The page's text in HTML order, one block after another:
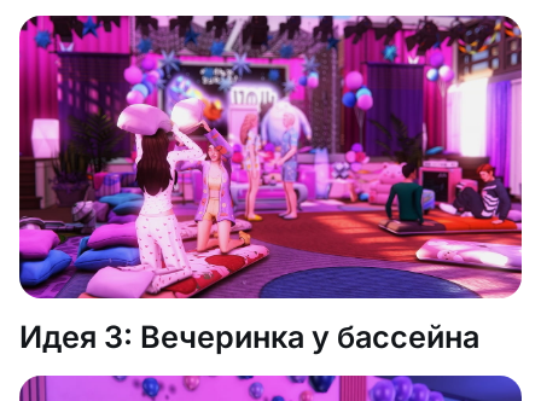
Идея 3: Вечеринка у бассейна